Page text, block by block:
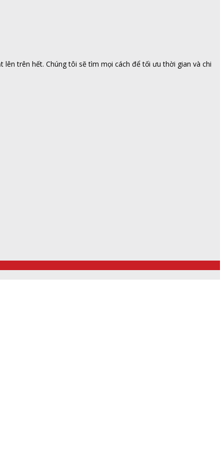
trên hết. Chúng tôi sẽ tìm mọi cách để tối ưu thời gian và chi